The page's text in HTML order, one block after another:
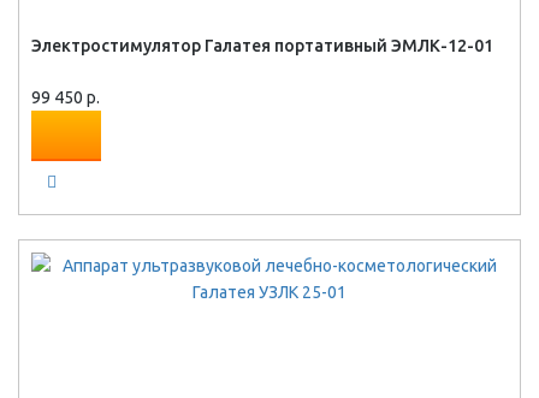
Электростимулятор Галатея портативный ЭМЛК-12-01
99 450 р.